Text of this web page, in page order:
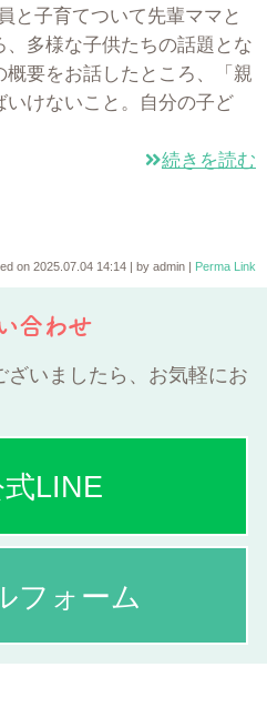
と子育てついて先輩ママと
、多様な子供たちの話題とな
概要をお話したところ、「親
いけないこと。自分の子ど
続きを読む
on 2025.07.04 14:14 | by admin | Perma Link
合わせ
ざいましたら、お気軽にお
LINE
フォーム